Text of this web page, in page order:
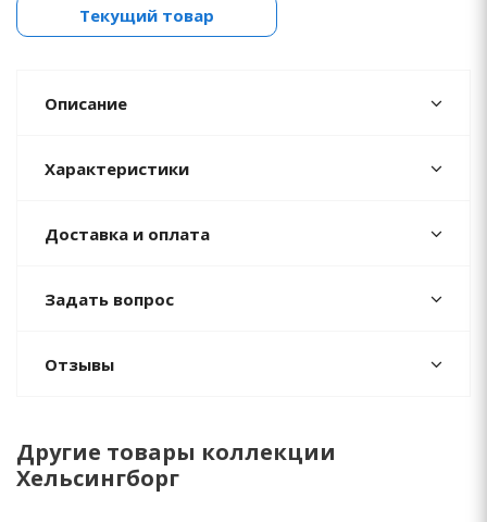
Текущий товар
Описание
Характеристики
Доставка и оплата
Задать вопрос
Отзывы
Другие товары коллекции
Хельсингборг